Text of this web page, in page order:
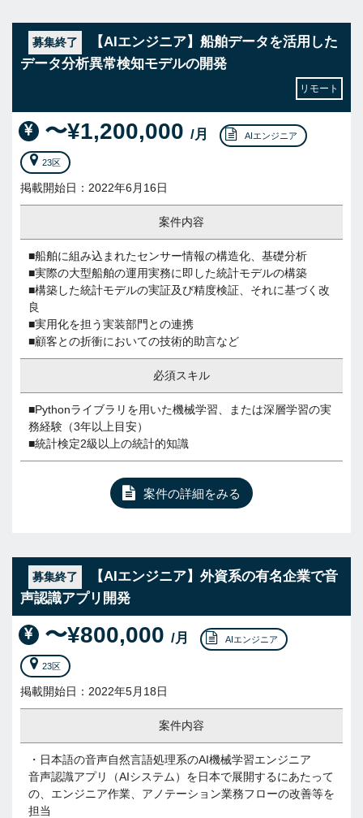
募集終了
【AIエンジニア】船舶データを活用した
データ分析異常検知モデルの開発
リモート
〜¥1,200,000 /月 AIエンジニア
23区
掲載開始日：2022年6月16日
案件内容
■船舶に組み込まれたセンサー情報の構造化、基礎分析
■実際の大型船舶の運用実務に即した統計モデルの構築
■構築した統計モデルの実証及び精度検証、それに基づく改
良
■実用化を担う実装部門との連携
■顧客との折衝においての技術的助言など
必須スキル
■Pythonライブラリを用いた機械学習、または深層学習の実
務経験（3年以上目安）
■統計検定2級以上の統計的知識
案件の詳細をみる
募集終了
【AIエンジニア】外資系の有名企業で音
声認識アプリ開発
〜¥800,000 /月 AIエンジニア
23区
掲載開始日：2022年5月18日
案件内容
・日本語の音声自然言語処理系のAI機械学習エンジニア
音声認識アプリ（AIシステム）を日本で展開するにあたって
の、エンジニア作業、アノテーション業務フローの改善等を
担当